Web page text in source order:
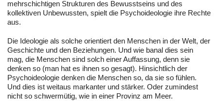
mehrschichtigen Strukturen des Bewusstseins und des
kollektiven Unbewussten, spielt die Psychoideologie ihre Rechte
aus.
Die Ideologie als solche orientiert den Menschen in der Welt, der
Geschichte und den Beziehungen. Und wie banal dies sein
mag, die Menschen sind solch einer Auffassung, denn sie
denken so (man hat es ihnen so gesagt). Hinsichtlich der
Psychoideologie denken die Menschen so, da sie so fühlen.
Und dies ist weitaus markanter und stärker. Oder zumindest
nicht so schwermütig, wie in einer Provinz am Meer.